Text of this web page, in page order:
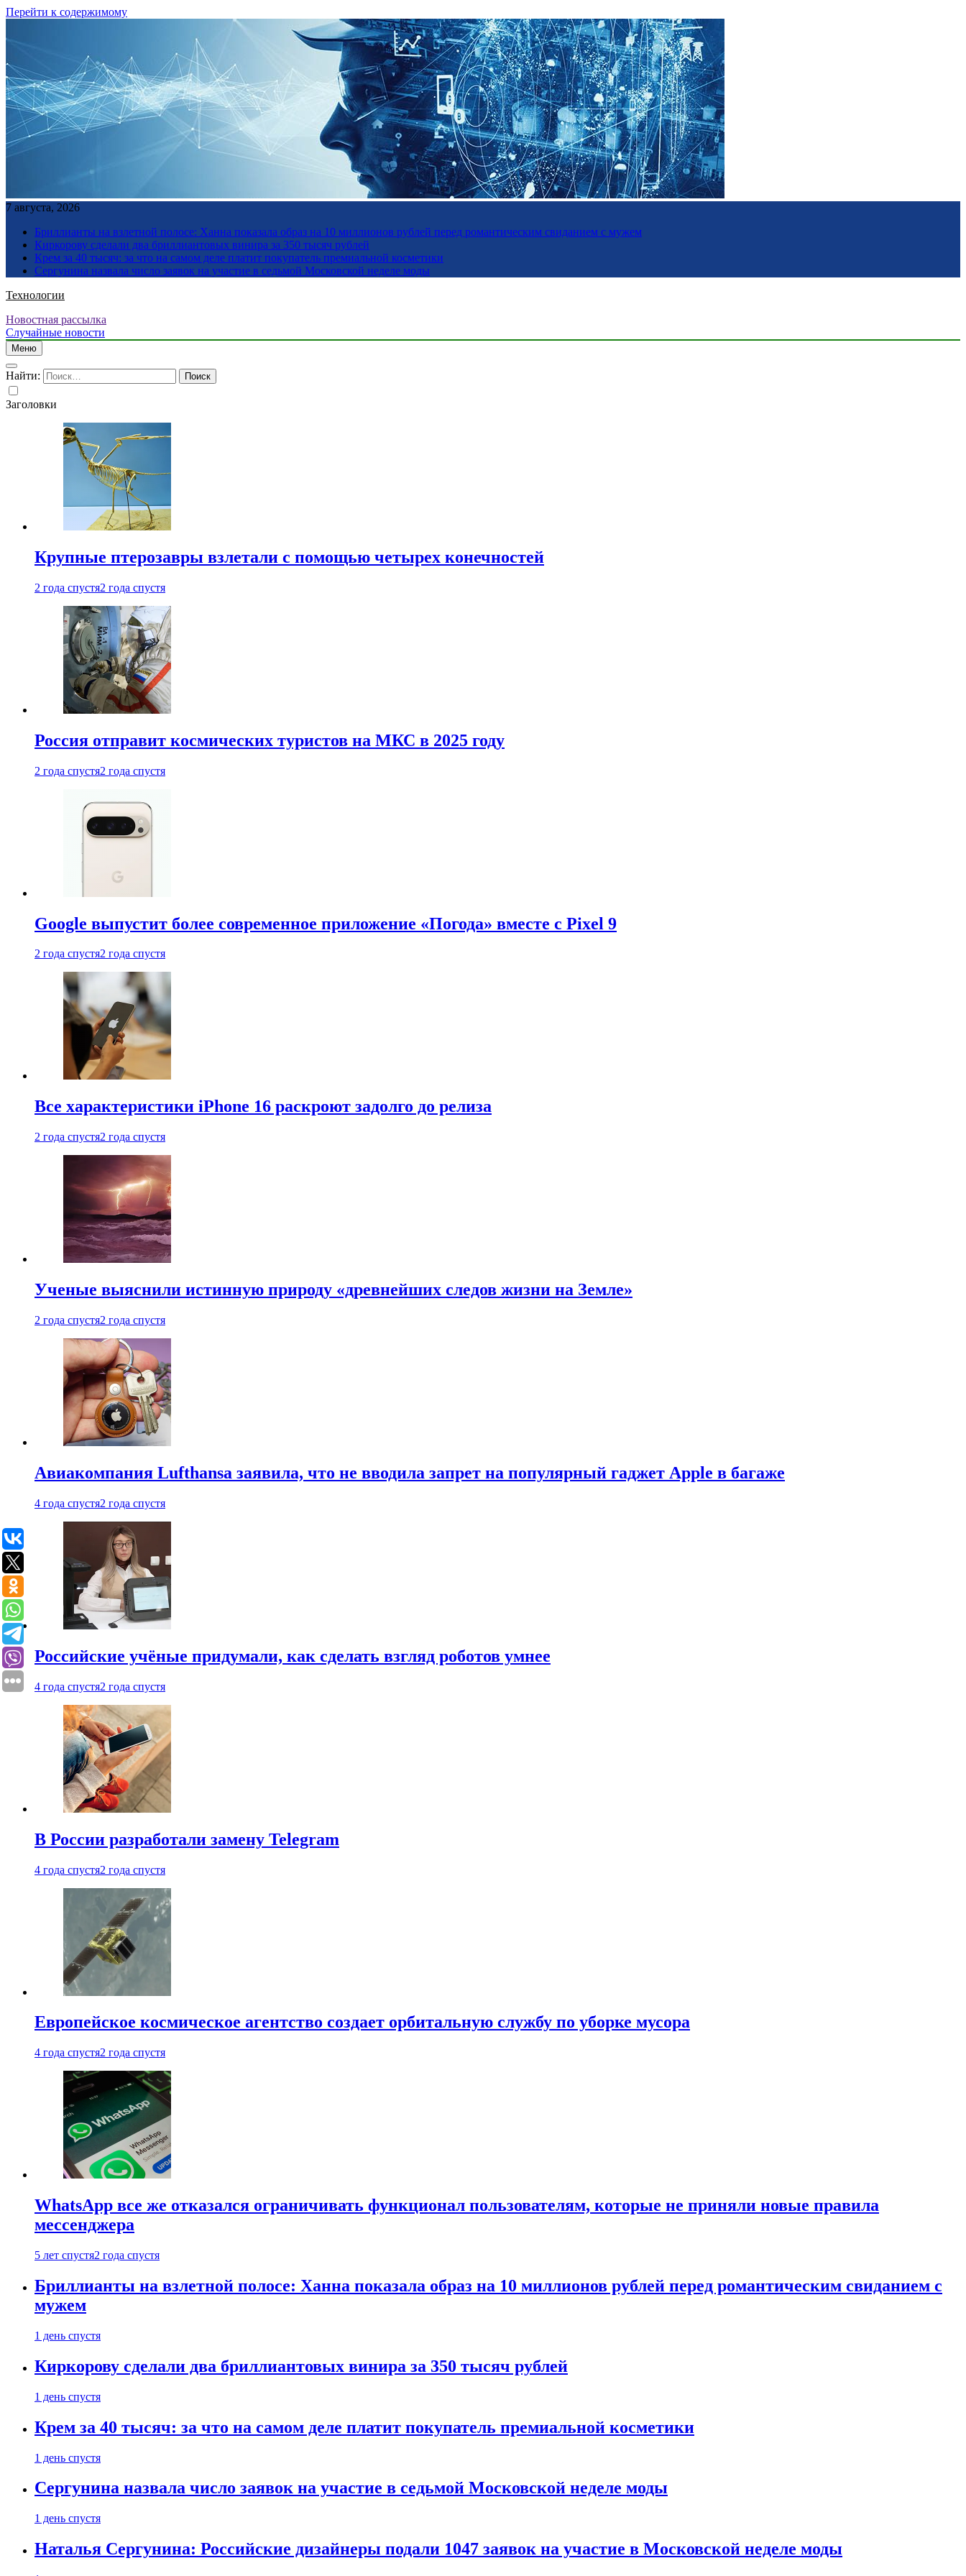
Перейти к содержимому
7 августа, 2026
Бриллианты на взлетной полосе: Ханна показала образ на 10 миллионов рублей перед романтическим свиданием с мужем
Киркорову сделали два бриллиантовых винира за 350 тысяч рублей
Крем за 40 тысяч: за что на самом деле платит покупатель премиальной косметики
Сергунина назвала число заявок на участие в седьмой Московской неделе моды
Технологии
Новостная рассылка
Случайные новости
Меню
Найти:
Заголовки
Крупные птерозавры взлетали с помощью четырех конечностей
2 года спустя2 года спустя
Россия отправит космических туристов на МКС в 2025 году
2 года спустя2 года спустя
Google выпустит более современное приложение «Погода» вместе с Pixel 9
2 года спустя2 года спустя
Все характеристики iPhone 16 раскроют задолго до релиза
2 года спустя2 года спустя
Ученые выяснили истинную природу «древнейших следов жизни на Земле»
2 года спустя2 года спустя
Авиакомпания Lufthansa заявила, что не вводила запрет на популярный гаджет Apple в багаже
4 года спустя2 года спустя
Российские учёные придумали, как сделать взгляд роботов умнее
4 года спустя2 года спустя
В России разработали замену Telegram
4 года спустя2 года спустя
Европейское космическое агентство создает орбитальную службу по уборке мусора
4 года спустя2 года спустя
WhatsApp все же отказался ограничивать функционал пользователям, которые не приняли новые правила
мессенджера
5 лет спустя2 года спустя
Бриллианты на взлетной полосе: Ханна показала образ на 10 миллионов рублей перед романтическим свиданием с
мужем
1 день спустя
Киркорову сделали два бриллиантовых винира за 350 тысяч рублей
1 день спустя
Крем за 40 тысяч: за что на самом деле платит покупатель премиальной косметики
1 день спустя
Сергунина назвала число заявок на участие в седьмой Московской неделе моды
1 день спустя
Наталья Сергунина: Российские дизайнеры подали 1047 заявок на участие в Московской неделе моды